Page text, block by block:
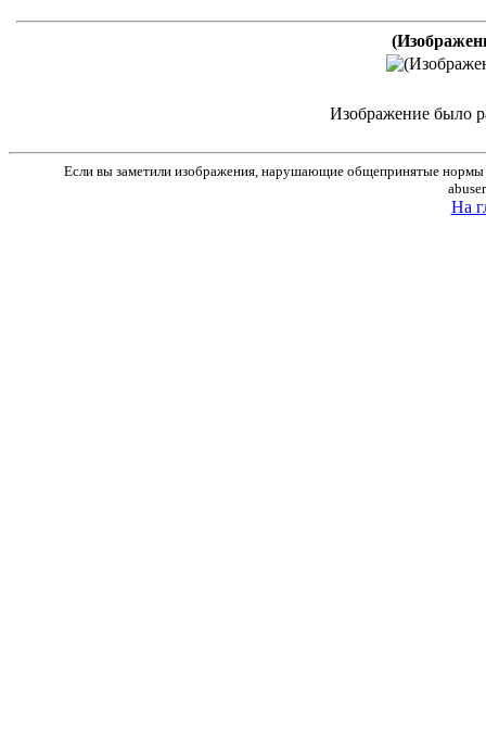
Изображение было
Если вы заметили изображения, нарушающие общепринятые нормы
На